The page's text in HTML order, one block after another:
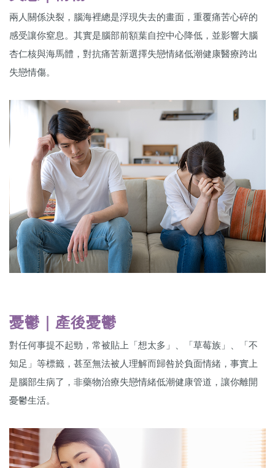
兩人關係決裂，腦海裡總是浮現失去的畫面，重覆痛苦心碎的
感受讓你窒息。其實是腦部前額葉自控中心降低，並影響大腦
杏仁核與海馬體，對抗痛苦新選擇失戀情緒低潮健康醫療跨出
失戀情傷。
憂鬱｜產後憂鬱
對任何事提不起勁，常被貼上「想太多」、「草莓族」、「不
知足」等標籤，甚至無法被人理解而歸咎於負面情緒，事實上
是腦部生病了，非藥物治療失戀情緒低潮健康管道，讓你離開
憂鬱生活。